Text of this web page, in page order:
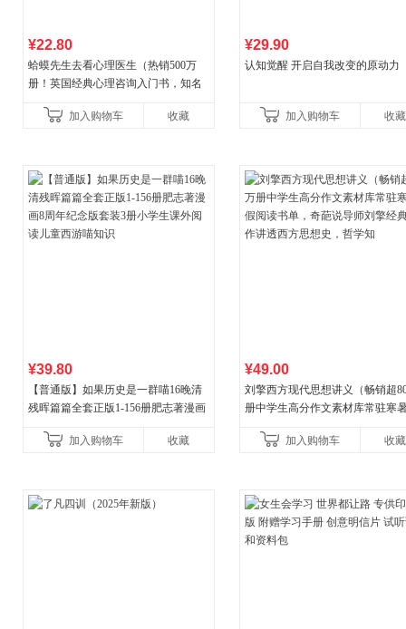
¥22.80
蛤蟆先生去看心理医生（热销500万
册！英国经典心理咨询入门书，知名
加入购物车
收藏
¥29.90
认知觉醒 开启自我改变的原动力
加入购物车 收藏
¥39.80
【普通版】如果历史是一群喵16晚清
残晖篇篇全套正版1-156册肥志著漫画
儿童西游喵知识
加入购物车 收藏
¥49.00
刘擎西方现代思想讲义（畅销超
册中学生高分作文素材库常驻寒
讲透西方思想史，哲学知
加入购物车 收藏